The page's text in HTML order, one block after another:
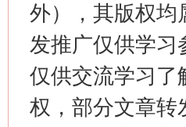
外），其版权均
发推广仅供学习
仅供交流学习了
权，部分文章转